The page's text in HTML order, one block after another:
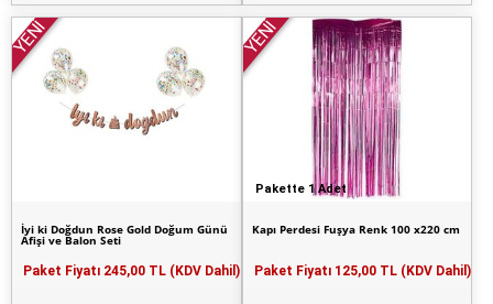
YENİ
İyi ki Doğdun Rose Gold Doğum Günü
Afişi ve Balon Seti
Paket Fiyatı 245,00 TL (KDV Dahil)
Pakette 1 Adet
YENİ
Kapı Perdesi Fuşya Renk 100 x220 cm
Paket Fiyatı 125,00 TL (KDV Dahil)